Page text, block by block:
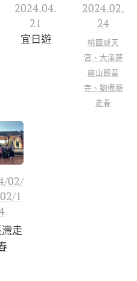
2024.04.
21
宜日遊
2024.02.
24
桃園威天
宮、大溪蓮
座山觀音
寺、劉備廟
走春
02/
1
走